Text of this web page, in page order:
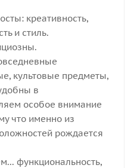
креативность,
и стиль.
культовые предметы,
в
особое внимание
что именно из
рождается
функциональность,